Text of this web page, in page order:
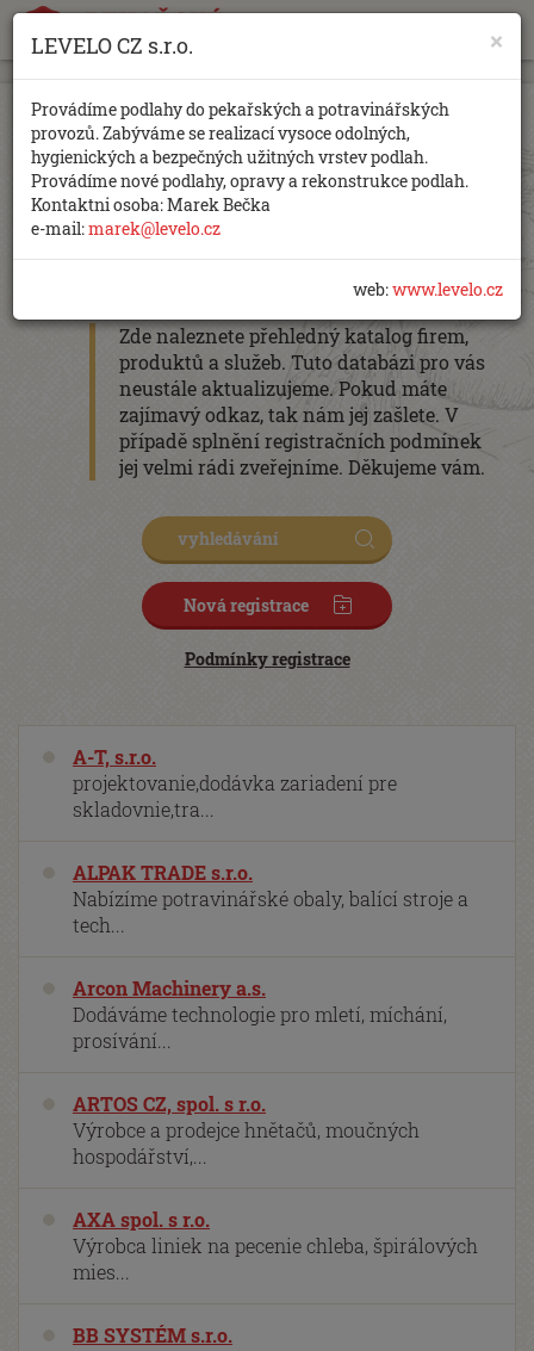
https://www.traditionrolex.com/18
Databáze firem, produktů a
služeb
Zde naleznete přehledný katalog firem,
produktů a služeb. Tuto databázi pro vás
neustále aktualizujeme. Pokud máte
zajímavý odkaz, tak nám jej zašlete. V
případě splnění registračních podmínek
jej velmi rádi zveřejníme. Děkujeme vám.
Nová registrace
Podmínky registrace
A-T, s.r.o.
projektovanie,dodávka zariadení pre
skladovnie,tra...
ALPAK TRADE s.r.o.
Nabízíme potravinářské obaly, balící stroje a
tech...
Arcon Machinery a.s.
Dodáváme technologie pro mletí, míchání,
prosívání...
ARTOS CZ, spol. s r.o.
Výrobce a prodejce hnětačů, moučných
hospodářství,...
AXA spol. s r.o.
Výrobca liniek na pecenie chleba, špirálových
mies...
BB SYSTÉM s.r.o.
×
LEVELO CZ s.r.o.
Provádíme podlahy do pekařských a potravinářských
provozů. Zabýváme se realizací vysoce odolných,
hygienických a bezpečných užitných vrstev podlah.
Provádíme nové podlahy, opravy a rekonstrukce podlah.
Kontaktni osoba: Marek Bečka
e-mail:marek@levelo.cz
web:www.levelo.cz